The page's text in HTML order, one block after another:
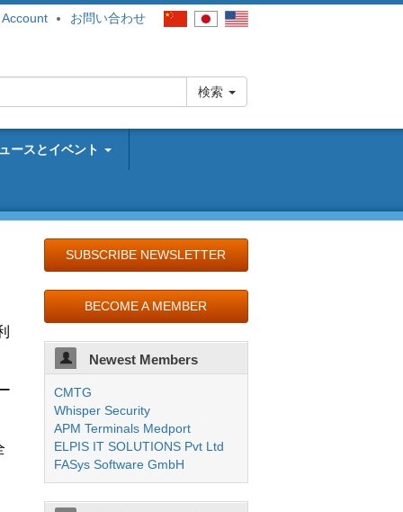
お問い合わせ
検索
ースとイベント
SUBSCRIBE NEWSLETTER
BECOME A MEMBER
Newest Members
CMTG
Whisper Security
APM Terminals Medport
ELPIS IT SOLUTIONS Pvt Ltd
FASys Software GmbH